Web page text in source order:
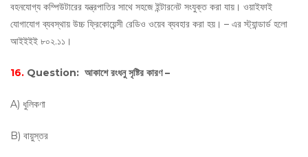
বহনযোগ্য কম্পিউটারের যন্ত্রপাতির সাথে সহজে ইন্টারনেট সংযুক্ত করা যায়। ওয়াইফাই
যোগাযোগ ব্যবস্থায় উচ্চ ফ্রিকোয়েন্সী রেডিও ওয়েব ব্যবহার করা হয়। – এর স্ট্যান্ডার্ড হলো
আইইইই ৮০২.১১‌।
16. Question: আকাশে রংধনু সৃষ্টির কারণ –
A) ধুলিকণা
B) বায়ুস্তর